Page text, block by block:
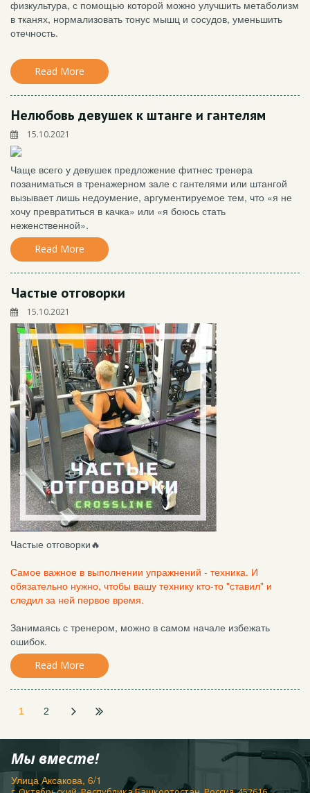
физкультура, с помощью которой можно улучшить метаболизм
в тканях, нормализовать тонус мышц и сосудов, уменьшить
отечность.
Read More
Нелюбовь девушек к штанге и гантелям
15.10.2021
Чаще всего у девушек предложение фитнес тренера
позаниматься в тренажерном зале с гантелями или штангой
вызывает лишь недоумение, аргументируемое тем, что «я не
хочу превратиться в качка» или «я боюсь стать
неженственной».
Read More
Частые отговорки
15.10.2021
Частые отговорки🔥
Самое важное в выполнении упражнений - техника. И
обязательно нужно, чтобы вашу технику кто-то "ставил" и
следил за ней первое время.
Занимаясь с тренером, можно в самом начале избежать
ошибок.
Read More
1 2
Мы вместе!
Улица Аксакова, 6/1